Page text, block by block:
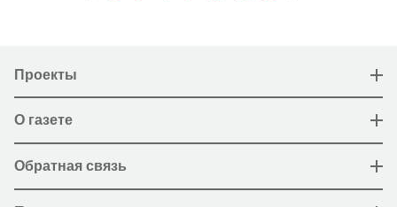
Проекты
О газете
Обратная связь